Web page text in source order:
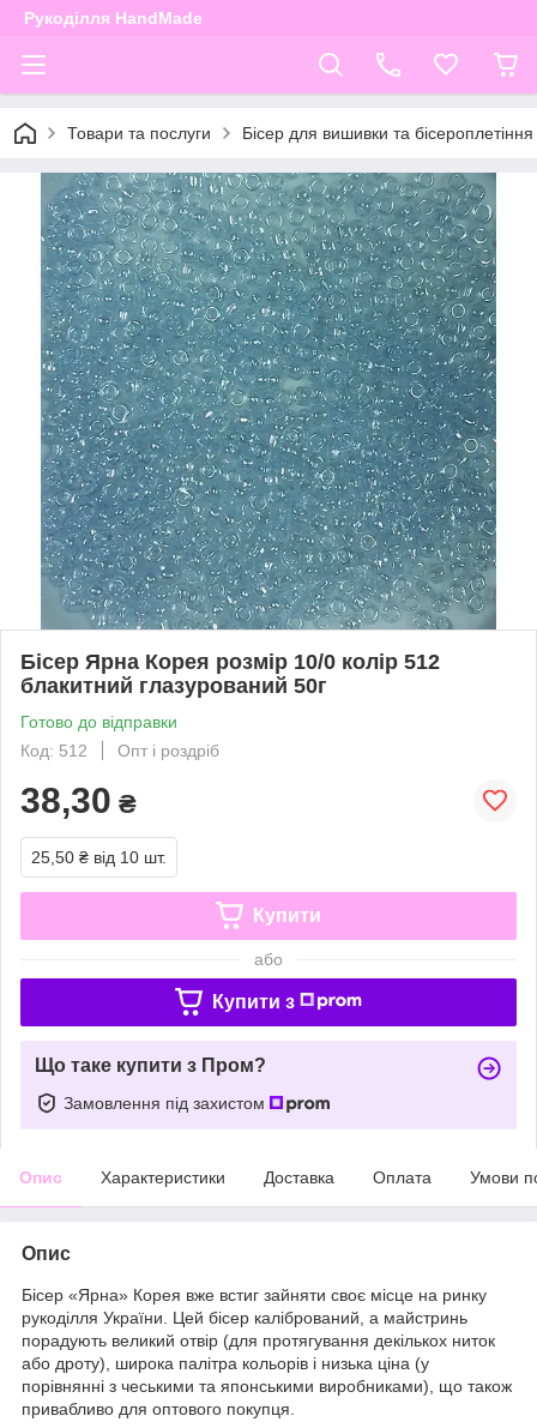
Рукоділля HandMade
Товари та послуги Бісер для вишивки та бісероплетіння
Бісер Ярна Корея розмір 10/0 колір 512
блакитний глазурований 50г
Готово до відправки
Код: 512
Опт і роздріб
38,30 ₴
25,50 ₴ від 10 шт.
Купити
або
Купити з
Що таке купити з Пром?
Замовлення під захистом
Опис Характеристики Доставка Оплата Умови
Опис
Бісер «Ярна» Корея вже встиг зайняти своє місце на ринку
рукоділля України. Цей бісер калібрований, а майстринь
порадують великий отвір (для протягування декількох ниток
або дроту), широка палітра кольорів і низька ціна (у
порівнянні з чеськими та японськими виробниками), що також
привабливо для оптового покупця.